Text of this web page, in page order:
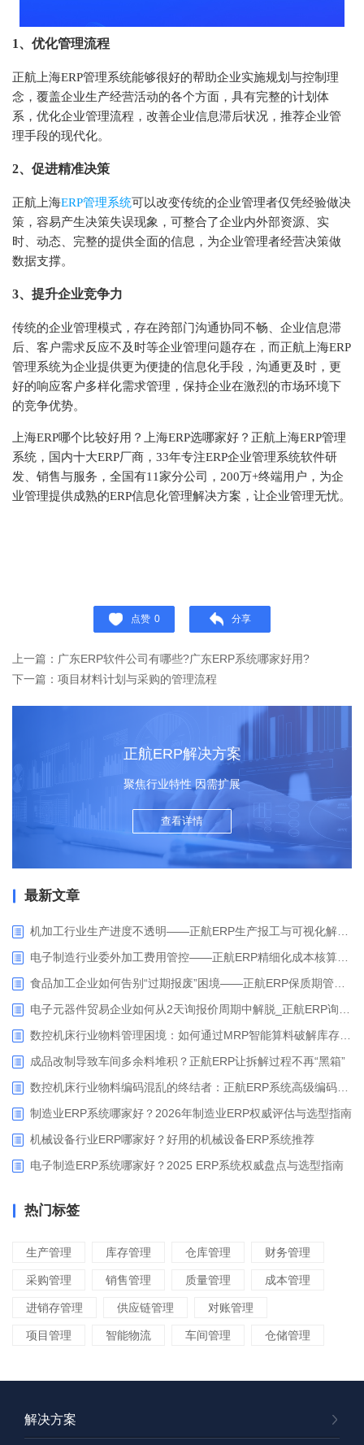
1、优化管理流程
正航上海ERP管理系统能够很好的帮助企业实施规划与控制理
念，覆盖企业生产经营活动的各个方面，具有完整的计划体
系，优化企业管理流程，改善企业信息滞后状况，推荐企业管
理手段的现代化。
2、促进精准决策
正航上海ERP管理系统可以改变传统的企业管理者仅凭经验做决
策，容易产生决策失误现象，可整合了企业内外部资源、实
时、动态、完整的提供全面的信息，为企业管理者经营决策做
数据支撑。
3、提升企业竞争力
传统的企业管理模式，存在跨部门沟通协同不畅、企业信息滞
后、客户需求反应不及时等企业管理问题存在，而正航上海ERP
管理系统为企业提供更为便捷的信息化手段，沟通更及时，更
好的响应客户多样化需求管理，保持企业在激烈的市场环境下
的竞争优势。
上海ERP哪个比较好用？上海ERP选哪家好？正航上海ERP管理
系统，国内十大ERP厂商，33年专注ERP企业管理系统软件研
发、销售与服务，全国有11家分公司，200万+终端用户，为企
业管理提供成熟的ERP信息化管理解决方案，让企业管理无忧。
点赞 0 分享
上一篇：广东ERP软件公司有哪些?广东ERP系统哪家好用?
下一篇：项目材料计划与采购的管理流程
正航ERP解决方案
聚焦行业特性 因需扩展
查看详情
最新文章
成品改制导致车间多余料堆积？正航ERP让拆解过程不再“黑箱”
制造业ERP系统哪家好？2026年制造业ERP权威评估与选型指南
机械设备行业ERP哪家好？好用的机械设备ERP系统推荐
电子制造ERP系统哪家好？2025 ERP系统权威盘点与选型指南
热门标签
生产管理 库存管理 仓库管理 财务管理
采购管理 销售管理 质量管理 成本管理
进销存管理 供应链管理 对账管理
项目管理 智能物流 车间管理 仓储管理
解决方案